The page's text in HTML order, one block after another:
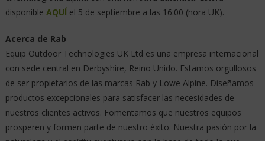
disponible AQUÍ el 5 de septiembre a las 16:00 (hora UK).
Acerca de Rab
Equip Outdoor Technologies UK Ltd es una empresa internacional
con sede central en Derbyshire, Reino Unido. Estamos orgullosos
de ser propietarios de las marcas Rab y Lowe Alpine. Diseñamos
productos excepcionales para satisfacer las necesidades de
nuestros clientes activos. Fomentamos que nuestros equipos
prosperen y formen parte de nuestro éxito. Nuestra pasión por la